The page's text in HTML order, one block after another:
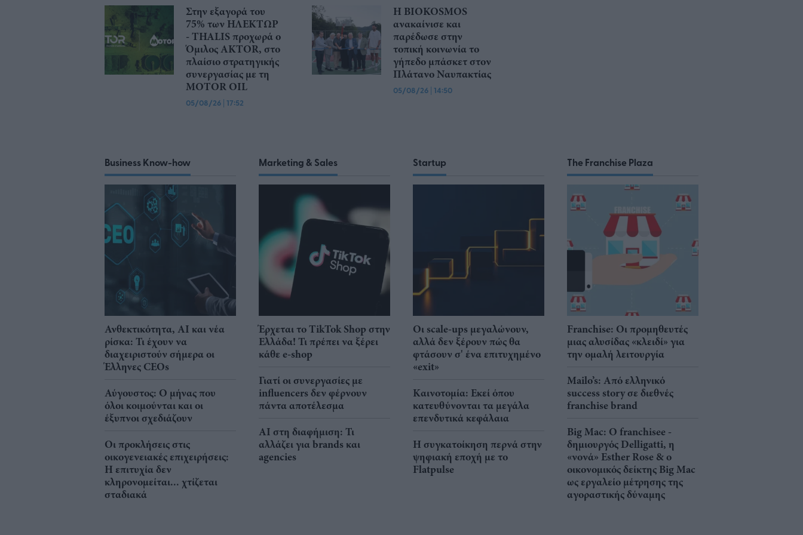
Στην εξαγορά του
75% των ΗΛΕΚΤΩΡ
- THALIS προχωρά ο
Όμιλος AKTOR, στο
πλαίσιο στρατηγικής
συνεργασίας με τη
MOTOR OIL
05/08/26 | 17:52
Η BIOKOSMOS
ανακαίνισε και
παρέδωσε στην
τοπική κοινωνία το
γήπεδο μπάσκετ στον
Πλάτανο Ναυπακτίας
05/08/26 | 14:50
Business Know-how
Ανθεκτικότητα, AI και νέα
ρίσκα: Τι έχουν να
διαχειριστούν σήμερα οι
Έλληνες CEOs
Αύγουστος: Ο μήνας που
όλοι κοιμούνται και οι
έξυπνοι σχεδιάζουν
Οι προκλήσεις στις
οικογενειακές επιχειρήσεις:
Η επιτυχία δεν
κληρονομείται... χτίζεται
σταδιακά
Marketing & Sales
Έρχεται το TikTok Shop στην
Ελλάδα! Τι πρέπει να ξέρει
κάθε e-shop
Γιατί οι συνεργασίες με
influencers δεν φέρνουν
πάντα αποτέλεσμα
AI στη διαφήμιση: Τι
αλλάζει για brands και
agencies
Startup
Οι scale-ups μεγαλώνουν,
αλλά δεν ξέρουν πώς θα
φτάσουν σ' ένα επιτυχημένο
«exit»
Καινοτομία: Εκεί όπου
κατευθύνονται τα μεγάλα
επενδυτικά κεφάλαια
Η συγκατοίκηση περνά στην
ψηφιακή εποχή με το
Flatpulse
The Franchise Plaza
Franchise: Οι προμηθευτές
μιας αλυσίδας «κλειδί» για
την ομαλή λειτουργία
Mailo’s: Από ελληνικό
success story σε διεθνές
franchise brand
Big Mac: Ο franchisee -
δημιουργός Delligatti, η
«νονά» Esther Rose & ο
οικονομικός δείκτης Big Mac
ως εργαλείο μέτρησης της
αγοραστικής δύναμης